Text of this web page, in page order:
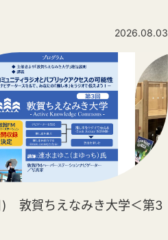
2026.08.03
敦賀ちえなみき大学＜第3